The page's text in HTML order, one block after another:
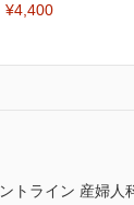
¥4,400
ライン 産婦人